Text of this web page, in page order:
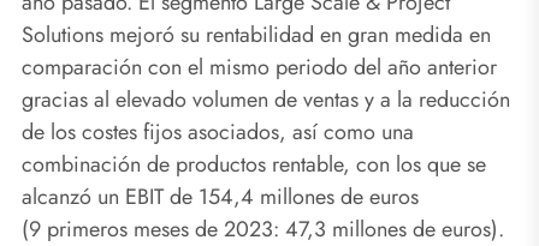
Solutions mejoró su rentabilidad en gran medida en
comparación con el mismo periodo del año anterior
gracias al elevado volumen de ventas y a la reducción
de los costes fijos asociados, así como una
combinación de productos rentable, con los que se
alcanzó un EBIT de 154,4 millones de euros
(9 primeros meses de 2023: 47,3 millones de euros).